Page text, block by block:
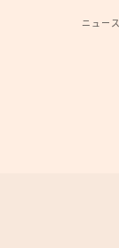
ニュース